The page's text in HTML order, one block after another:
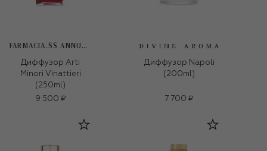
FARMACIA.SS ANNUNZIATA 1561
Диффузор Arti
Minori Vinattieri
(250ml)
9 500 ₽
Диффузор Napoli
(200ml)
7 700 ₽